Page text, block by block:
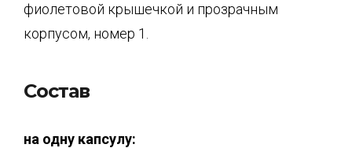
фиолетовой крышечкой и прозрачным
корпусом, номер 1.
Состав
на одну капсулу: